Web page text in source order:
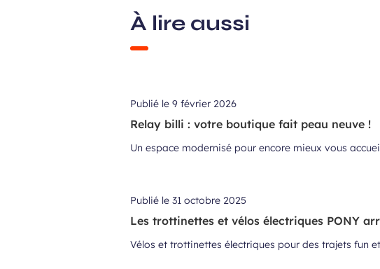
À lire aussi
Publié le9 février 2026
Relay billi : votre boutique fait peau neuve !
Un espace modernisé pour encore mieux vous
Publié le31 octobre 2025
Les trottinettes et vélos électriques PONY
Vélos et trottinettes électriques pour des trajets fun